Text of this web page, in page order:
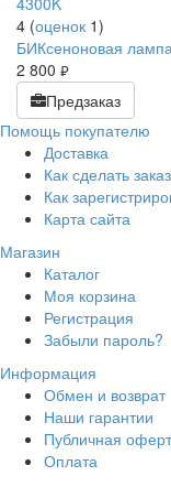
4 (оценок 1)
БИКсеноновая
2 800 руб.
Предзаказ
Помощь покупателю
Доставка
Как сделать заказ
Как
Карта сайта
Магазин
Каталог
Моя корзина
Регистрация
Забыли пароль?
Информация
Обмен и возврат
Наши гарантии
Публичная
Оплата